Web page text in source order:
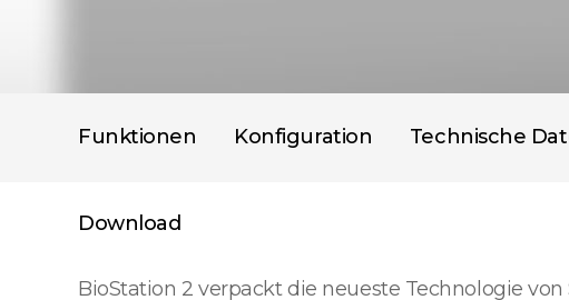
Funktionen Konfiguration Technische
Download
BioStation 2 verpackt die neueste Technologie